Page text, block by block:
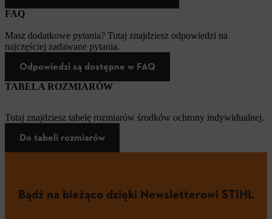
FAQ
Masz dodatkowe pytania? Tutaj znajdziesz odpowiedzi na
najczęściej zadawane pytania.
Odpowiedzi są dostępne w FAQ
TABELA ROZMIARÓW
Tutaj znajdziesz tabelę rozmiarów środków ochrony indywidualnej.
Do tabeli rozmiarów
Bądź na bieżąco dzięki Newsletterowi STIHL